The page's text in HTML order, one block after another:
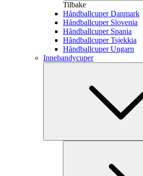
Tilbake
Håndballcuper Danmark
Håndballcuper Slovenia
Håndballcuper Spania
Håndballcuper Tsjekkia
Håndballcuper Ungarn
Innebandycuper